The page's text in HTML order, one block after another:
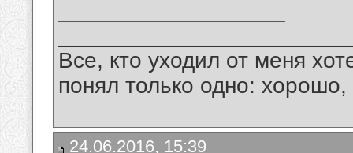
Все, кто уходил от меня
понял только одно:
24.06.2016, 15:39